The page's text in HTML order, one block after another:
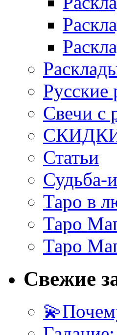
Русские
Свечи с
Статьи
Судьба-
Таро в
Таро
Таро
Свежие